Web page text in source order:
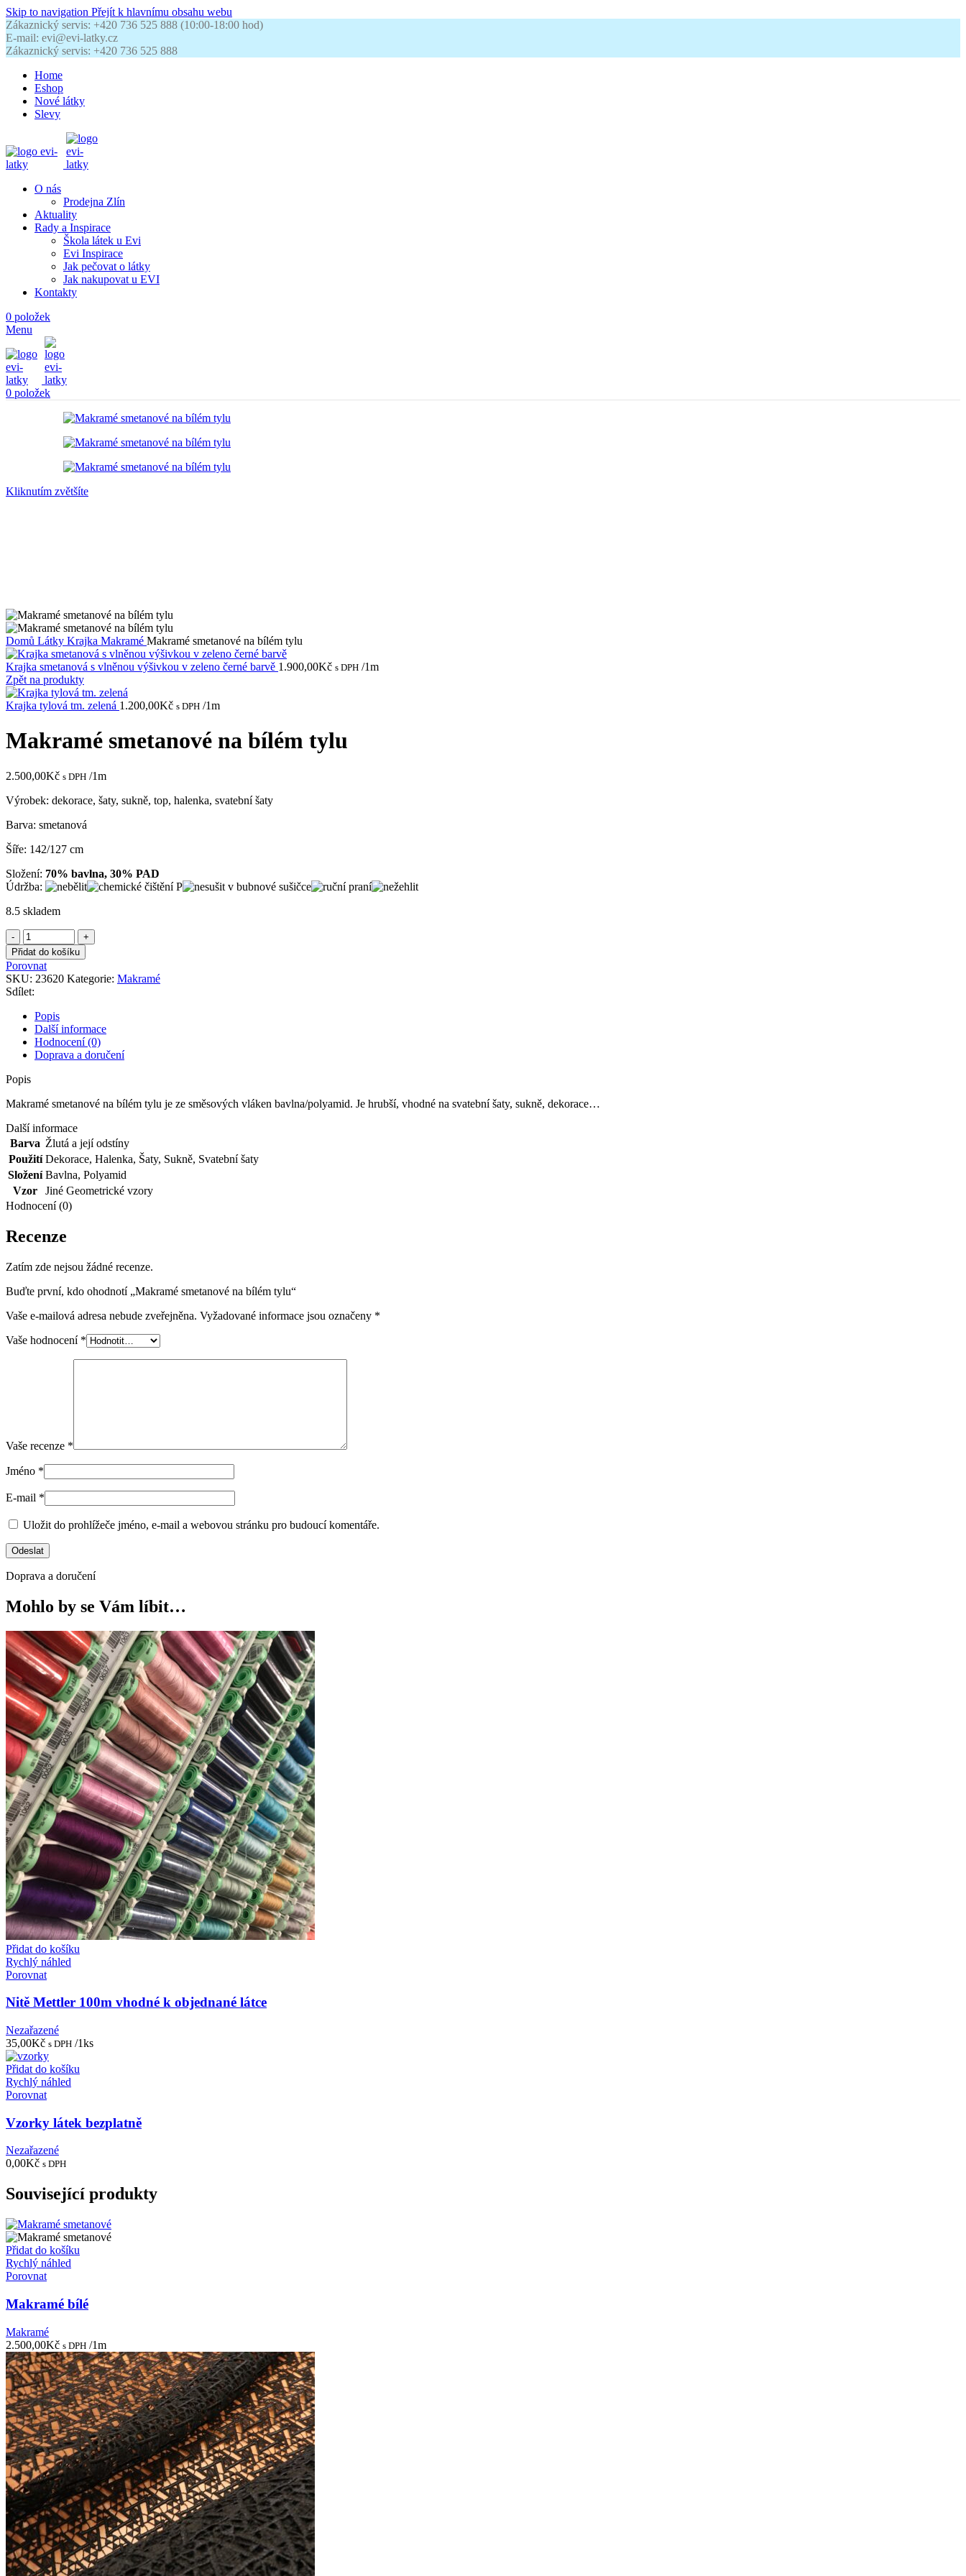
Skip to navigation Přejít k hlavnímu obsahu webu
Zákaznický servis: +420 736 525 888 (10:00-18:00 hod)
E-mail: evi@evi-latky.cz
Zákaznický servis: +420 736 525 888
Home
Eshop
Nové látky
Slevy
O nás
Prodejna Zlín
Aktuality
Rady a Inspirace
Škola látek u Evi
Evi Inspirace
Jak pečovat o látky
Jak nakupovat u EVI
Kontakty
0 položek
Menu
0 položek
Kliknutím zvětšíte
Domů Látky Krajka Makramé Makramé smetanové na bílém tylu
Krajka smetanová s vlněnou výšivkou v zeleno černé barvě 1.900,00Kč s DPH /1m
Zpět na produkty
Krajka tylová tm. zelená 1.200,00Kč s DPH /1m
Makramé smetanové na bílém tylu
2.500,00Kč s DPH /1m
Výrobek: dekorace, šaty, sukně, top, halenka, svatební šaty
Barva: smetanová
Šíře: 142/127 cm
Složení: 70% bavlna, 30% PAD
Údržba:
8.5 skladem
Makramé
smetanové
na
bílém
tylu
množství
Přidat do košíku
Porovnat
SKU: 23620 Kategorie: Makramé
Sdílet:
Popis
Další informace
Hodnocení (0)
Doprava a doručení
Popis
Makramé smetanové na bílém tylu je ze směsových vláken bavlna/polyamid. Je hrubší, vhodné na svatební šaty, sukně, dekorace…
Další informace
Barva Žlutá a její odstíny
Použití Dekorace, Halenka, Šaty, Sukně, Svatební šaty
Složení Bavlna, Polyamid
Vzor
Jiné Geometrické vzory
Hodnocení (0)
Recenze
Zatím zde nejsou žádné recenze.
Buďte první, kdo ohodnotí „Makramé smetanové na bílém tylu“
Vaše e-mailová adresa nebude zveřejněna. Vyžadované informace jsou označeny *
Vaše hodnocení *
Vaše recenze *
Jméno *
E-mail *
Uložit do prohlížeče jméno, e-mail a webovou stránku pro budoucí komentáře.
Doprava a doručení
Mohlo by se Vám líbit…
Přidat do košíku
Rychlý náhled
Porovnat
Nitě Mettler 100m vhodné k objednané látce
Nezařazené
35,00Kč s DPH /1ks
Přidat do košíku
Rychlý náhled
Porovnat
Vzorky látek bezplatně
Nezařazené
0,00Kč s DPH
Související produkty
Přidat do košíku
Rychlý náhled
Porovnat
Makramé bílé
Makramé
2.500,00Kč s DPH /1m